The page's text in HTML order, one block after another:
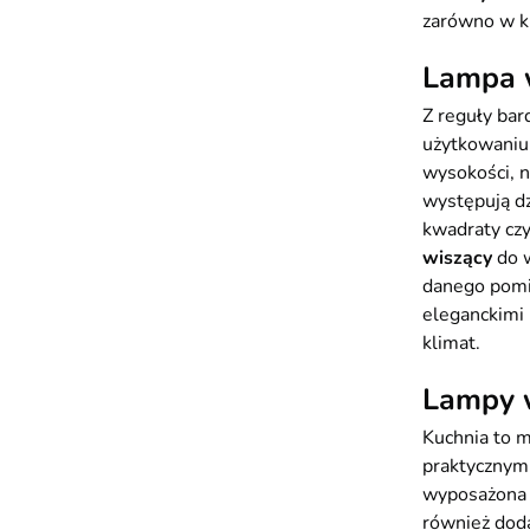
zarówno w
Lampa
Z reguły
wysokości,
występują
kwadraty
wiszącydo
danego
eleganckimi
klimat.
Lampy
Kuchnia to
również